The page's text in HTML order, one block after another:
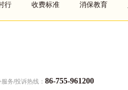
行 收费标准 消保教育
务/投诉热线： 86-755-961200